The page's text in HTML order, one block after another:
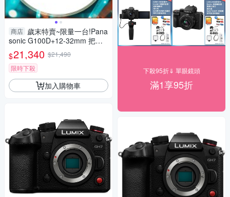
商店 歲末特賣~限量一台!Pana
sonic G100D+12-32mm 把手
組(G100D+1232+SHGR2，公
司貨)
$21,340 $21,490
限時下殺
加入購物車
下殺95折⇓ 單眼鏡頭
滿1享95折